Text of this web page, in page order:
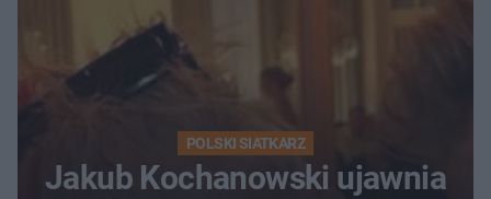
POLSKI SIATKARZ
Jakub Kochanowski ujawnia